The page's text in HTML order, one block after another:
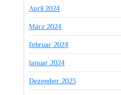
April 2024
März 2024
Februar 2024
Januar 2024
Dezember 2023